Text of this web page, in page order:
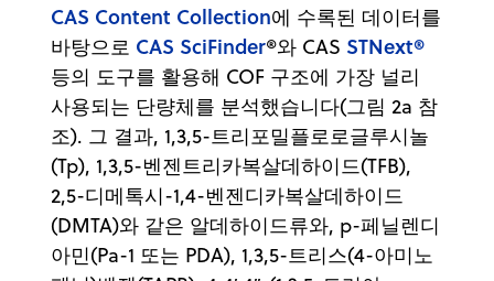
CAS Content Collection에 수록된 데이터를
바탕으로 CAS SciFinder®와 CAS STNext®
등의 도구를 활용해 COF 구조에 가장 널리
사용되는 단량체를 분석했습니다(그림 2a 참
조). 그 결과, 1,3,5-트리포밀플로로글루시놀
(Tp), 1,3,5-벤젠트리카복살데하이드(TFB),
2,5-디메톡시-1,4-벤젠디카복살데하이드
(DMTA)와 같은 알데하이드류와, p-페닐렌디
아민(Pa-1 또는 PDA), 1,3,5-트리스(4-아미노